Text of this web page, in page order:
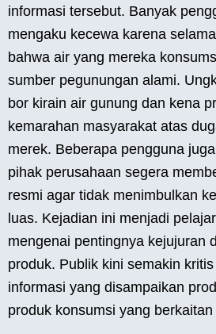
informasi tersebut. Banyak
mengaku kecewa karena
bahwa air yang mereka
sumber pegunungan alami.
bor kirain air gunung dan kena
kemarahan masyarakat atas
merek. Beberapa pengguna
pihak perusahaan segera
resmi agar tidak menimbulkan
luas. Kejadian ini menjadi
mengenai pentingnya kejujuran
produk. Publik kini semakin
informasi yang disampaikan
produk konsumsi yang